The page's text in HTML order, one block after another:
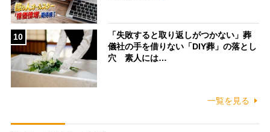
10
「失敗すると取り返しがつかない」葬
儀社の手を借りない「DIY葬」の落とし
穴 素人には…
一覧を見る